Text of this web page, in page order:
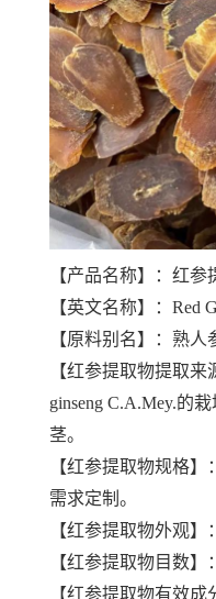
【产品名称】：红参
【英文名称】：Red
【原料别名】：熟人
【红参提取物提取来
ginseng C.A.Mey.的
茎。
【红参提取物规格】
需求定制。
【红参提取物外观】
【红参提取物目数】
【红参提取物有效成